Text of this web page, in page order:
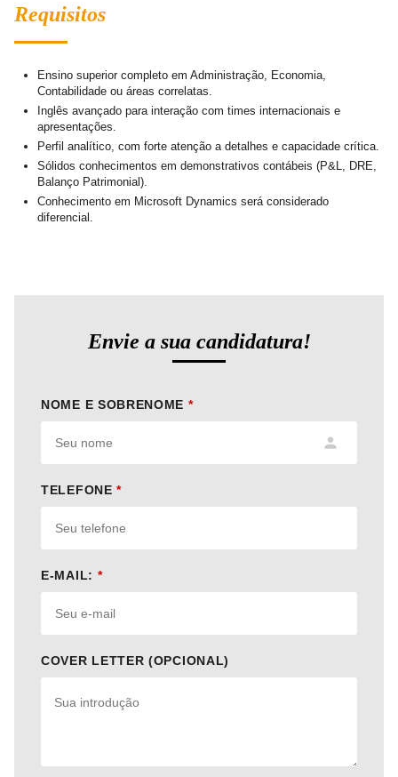
Requisitos
Ensino superior completo em Administração, Economia,
Contabilidade ou áreas correlatas.
Inglês avançado para interação com times internacionais e
apresentações.
Perfil analítico, com forte atenção a detalhes e capacidade crítica.
Sólidos conhecimentos em demonstrativos contábeis (P&L, DRE,
Balanço Patrimonial).
Conhecimento em Microsoft Dynamics será considerado
diferencial.
Envie a sua candidatura!
NOME E SOBRENOME *
TELEFONE*
E-MAIL: *
COVER LETTER (OPCIONAL)